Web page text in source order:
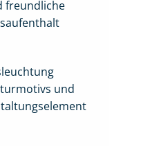
freundliche
und